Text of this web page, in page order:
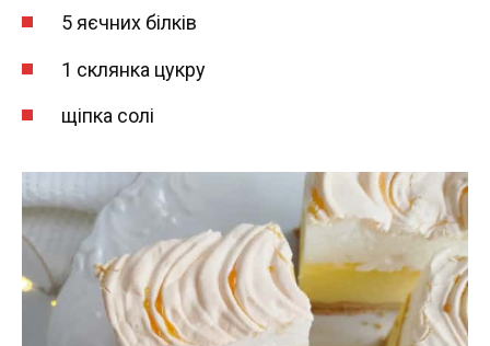
5 яєчних білків
1 склянка цукру
щіпка солі